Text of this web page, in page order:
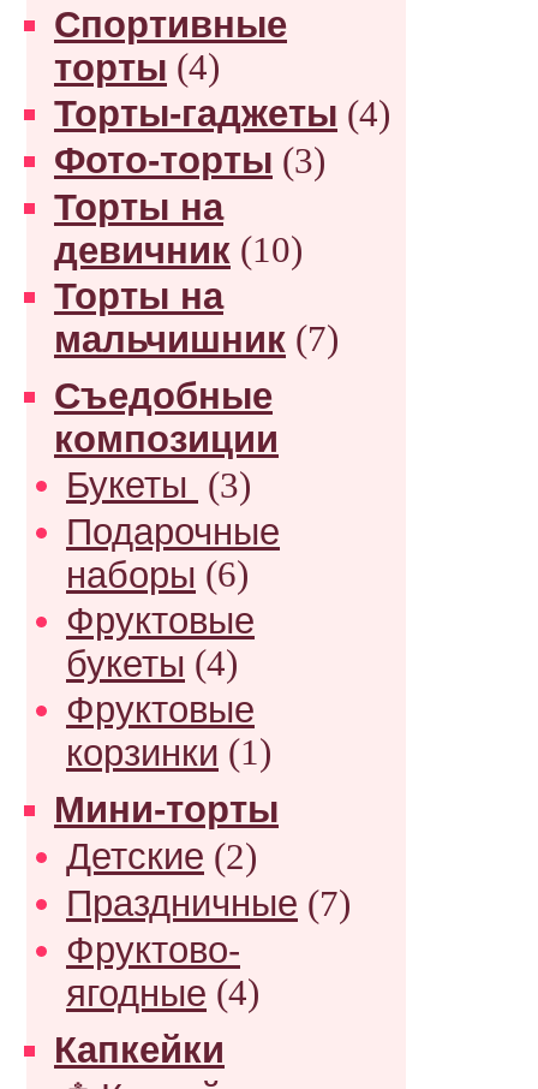
Спортивные
торты (4)
Торты-гаджеты (4)
Фото-торты (3)
Торты на
девичник (10)
Торты на
мальчишник (7)
Съедобные
композиции
Букеты (3)
Подарочные
наборы (6)
Фруктовые
букеты (4)
Фруктовые
корзинки (1)
Мини-торты
Детские (2)
Праздничные (7)
Фруктово-
ягодные (4)
Капкейки